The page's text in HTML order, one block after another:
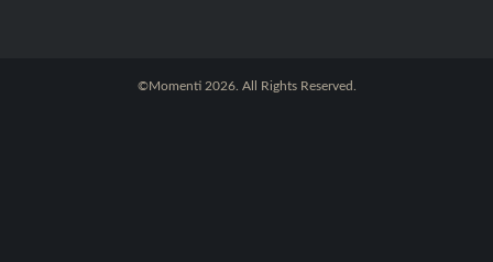
©Momenti 2026. All Rights Reserved.